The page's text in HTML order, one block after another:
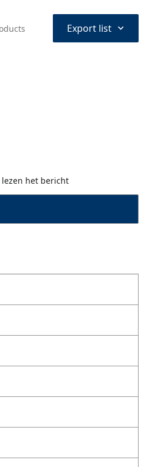
Export list ⌃
het bericht